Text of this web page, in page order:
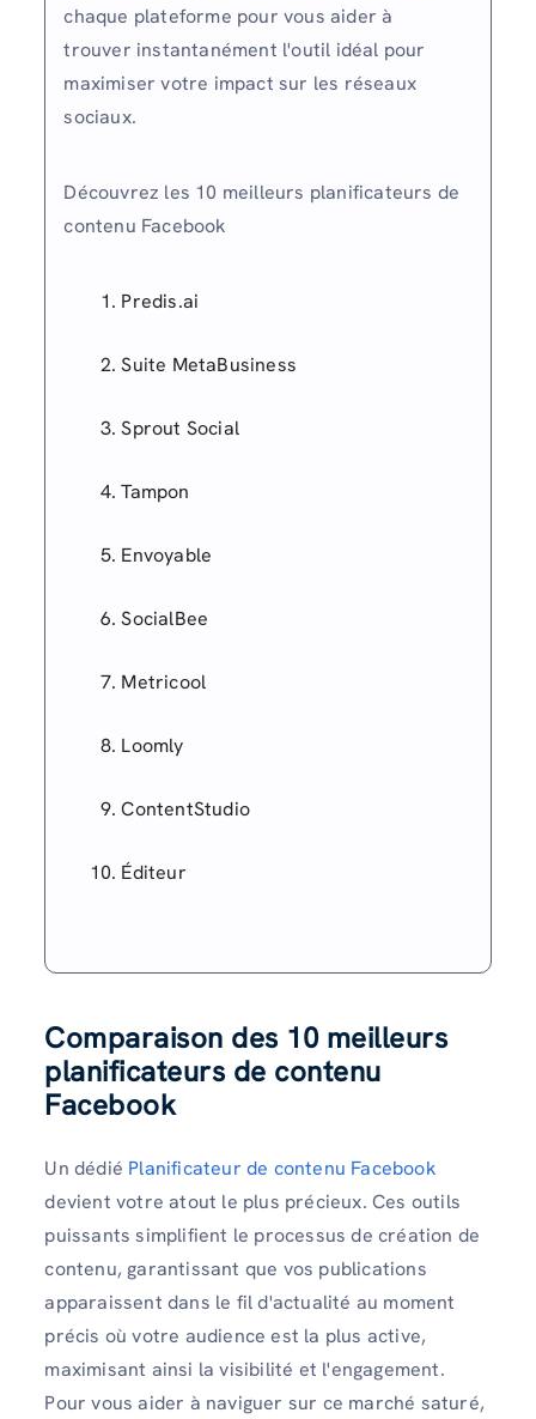
chaque plateforme pour vous aider à
trouver instantanément l'outil idéal pour
maximiser votre impact sur les réseaux
sociaux.
Découvrez les 10 meilleurs planificateurs de
contenu Facebook
Predis.ai
Suite MetaBusiness
Sprout Social
Tampon
Envoyable
SocialBee
Metricool
Loomly
ContentStudio
Éditeur
Comparaison des 10 meilleurs
planificateurs de contenu
Facebook
Un dédié Planificateur de contenu Facebook
devient votre atout le plus précieux. Ces outils
puissants simplifient le processus de création de
contenu, garantissant que vos publications
apparaissent dans le fil d'actualité au moment
précis où votre audience est la plus active,
maximisant ainsi la visibilité et l'engagement.
Pour vous aider à naviguer sur ce marché saturé,